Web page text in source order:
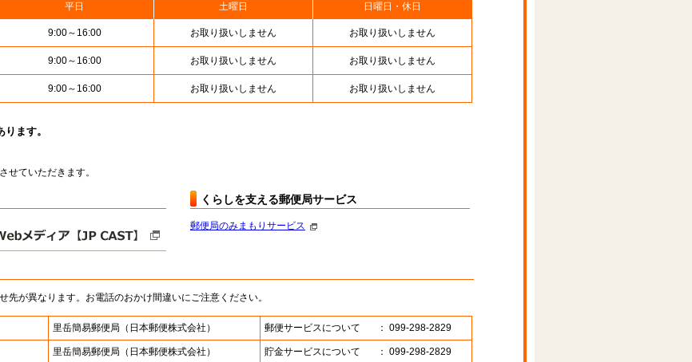
平日 土曜日 日曜日・休日
9:00～16:00 お取り扱いしません お取り扱いしません
9:00～16:00 お取り扱いしません お取り扱いしません
9:00～16:00 お取り扱いしません お取り扱いしません
ます。
ていただきます。
くらしを支える郵便局サービス
郵便局のみまもりサービス
が異なります。お電話のおかけ間違いにご注意ください。
里岳簡易郵便局 （日本郵便株式会社） 郵便サービスについて ： 099-298-2829
里岳簡易郵便局 （日本郵便株式会社） 貯金サービスについて ： 099-298-2829